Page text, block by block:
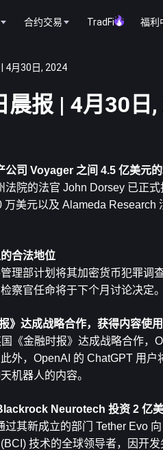
合约交易 TradFi 福利
4月30日, 2024
晨报 | 4月30日
公司 Voyager 之间 4.5 亿美元
法院的法官 John Dorsey 已正
万美元以及 Alameda Research
合法地位
理部计划将其加密货币犯罪调
察官任命将于下个月讨论决定
》达成战略合作，获得内容使
《金融时报》达成战略合作
外，OpenAI 的 ChatGPT 用
机器人的内容。
Neurotech 投资 2 亿
过其新成立的部门 Tether Evo
技术的全球领导者，因开发